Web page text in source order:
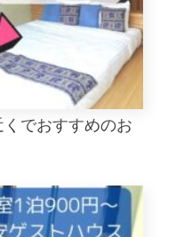
くでおすすめのお